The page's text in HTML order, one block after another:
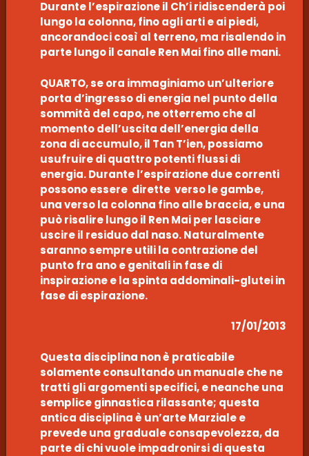
Durante l’espirazione il Ch’i ridiscenderà poi
lungo la colonna, fino agli arti e ai piedi,
ancorandoci così al terreno, ma risalendo in
parte lungo il canale Ren Mai fino alle mani.
QUARTO, se ora immaginiamo un’ulteriore
porta d’ingresso di energia nel punto della
sommità del capo, ne otterremo che al
momento dell’uscita dell’energia della
zona di accumulo, il Tan T’ien, possiamo
usufruire di quattro potenti flussi di
energia. Durante l’espirazione due correnti
possono essere dirette verso le gambe,
una verso la colonna fino alle braccia, e una
può risalire lungo il Ren Mai per lasciare
uscire il residuo dal naso. Naturalmente
saranno sempre utili la contrazione del
punto fra ano e genitali in fase di
inspirazione e la spinta addominali-glutei in
fase di espirazione.
17/01/2013
Questa disciplina non è praticabile
solamente consultando un manuale che ne
tratti gli argomenti specifici, e neanche una
semplice ginnastica rilassante; questa
antica disciplina è un’arte Marziale e
prevede una graduale consapevolezza, da
parte di chi vuole impadronirsi di questa